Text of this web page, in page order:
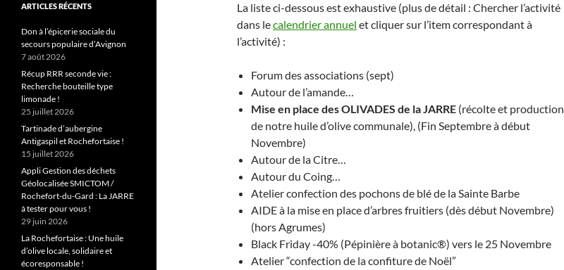
La liste ci-dessous est exhaustive (plus de détail : Chercher l’activité
dans lecalendrier annuel et cliquer sur l’item correspondant à
l’activité) :
Forum des associations (sept)
Autour de l’amande…
Mise en place des OLIVADES de la JARRE (récolte et production
de notre huile d’olive communale), (Fin Septembre à début
Novembre)
Autour de la Citre…
Autour du Coing…
Atelier confection des pochons de blé de la Sainte Barbe
AIDE à la mise en place d’arbres fruitiers (dès début Novembre)
(hors Agrumes)
Black Friday -40% (Pépinière à botanic®) vers le 25 Novembre
Atelier “confection de la confiture de Noël”
ARTICLES RÉCENTS
Don à l’épicerie sociale du
secours populaire d’Avignon
7 août 2026
Récup RRR seconde vie :
Recherche bouteille type
limonade !
25 juillet 2026
Tartinade d’aubergine
Antigaspil et Rochefortaise !
15 juillet 2026
Appli Gestion des déchets
Géolocalisée SMICTOM /
Rochefort-du-Gard : La JARRE
à tester pour vous !
29 juin 2026
La Rochefortaise : Une huile
d’olive locale, solidaire et
écoresponsable !